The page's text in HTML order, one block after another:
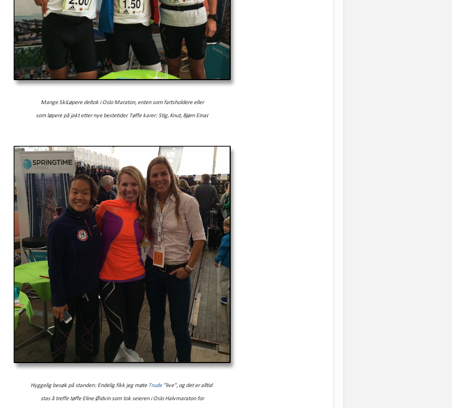
Mange SkiLøpere deltok i Oslo Maraton, enten som fartsholdere eller
som løpere på jakt etter nye bestetider. Tøffe karer: Stig, Knut, Bjørn Einar.
Hyggelig besøk på standen: Endelig fikk jeg møteTrude"live", og det er alltid
staså treffe tøffeEline Øidvin som tok seieren i Oslo Halvmaraton for